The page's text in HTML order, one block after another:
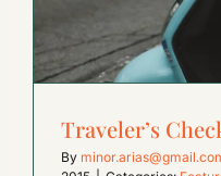
Traveler’s
By